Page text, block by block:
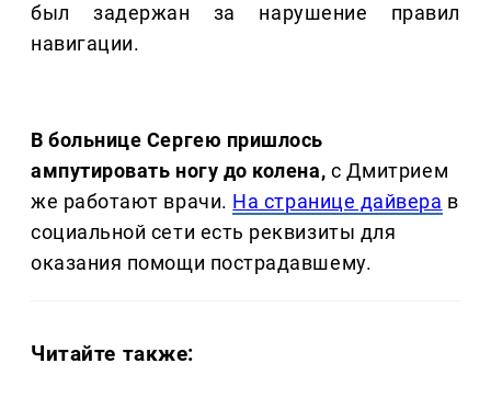
был задержан за нарушение правил
навигации.
В больнице Сергею пришлось
ампутировать ногу до колена, с Дмитрием
же работают врачи. На странице дайвера в
социальной сети есть реквизиты для
оказания помощи пострадавшему.
Читайте также: